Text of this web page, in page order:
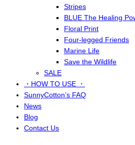
Stripes
BLUE The Healing
Floral Print
Four-legged Friends
Marine Life
Save the Wildlife
SALE
・HOW TO USE ・
SunnyCotton’s FAQ
News
Blog
Contact Us